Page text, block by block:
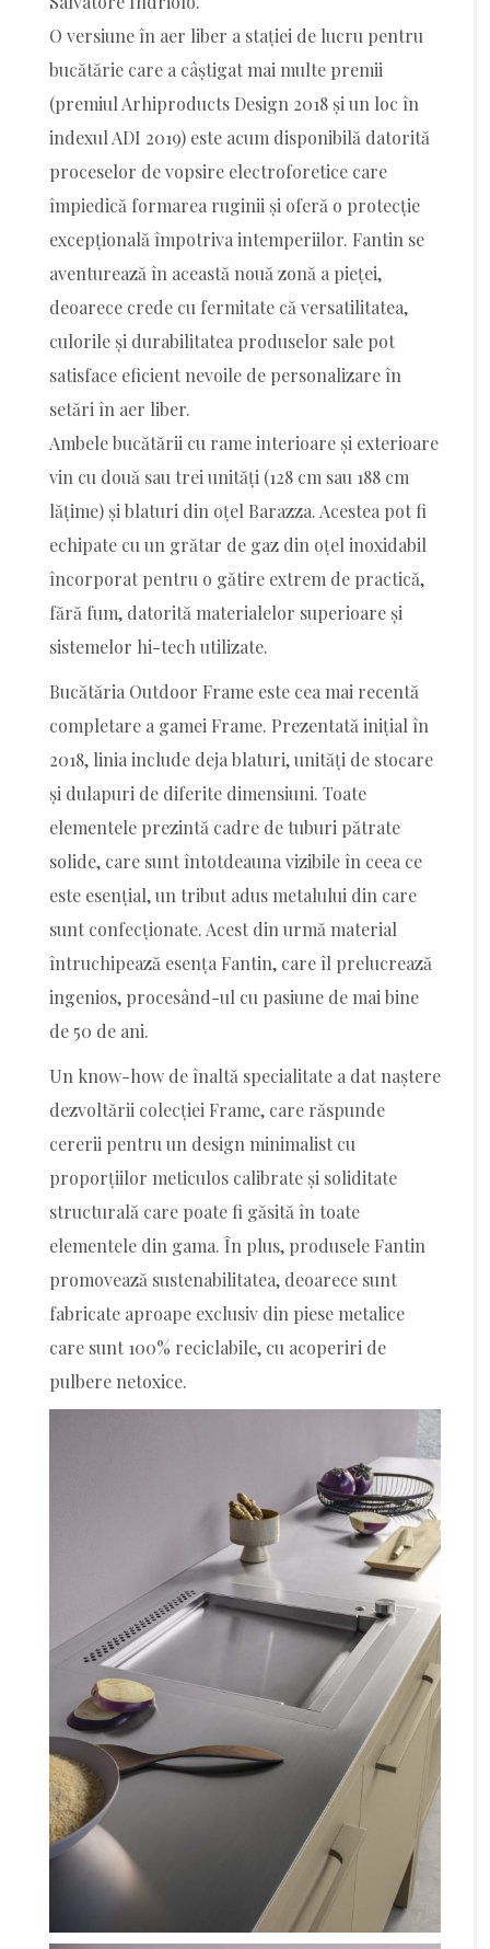
O versiune în aer liber a stației de lucru pentru
bucătărie care a câștigat mai multe premii
(premiul Arhiproducts Design 2018 și un loc în
indexul ADI 2019) este acum disponibilă datorită
proceselor de vopsire electroforetice care
împiedică formarea ruginii și oferă o protecție
excepțională împotriva intemperiilor. Fantin se
aventurează în această nouă zonă a pieței,
deoarece crede cu fermitate că versatilitatea,
culorile și durabilitatea produselor sale pot
satisface eficient nevoile de personalizare în
setări în aer liber.
Ambele bucătării cu rame interioare și exterioare
vin cu două sau trei unități (128 cm sau 188 cm
lățime) și blaturi din oțel Barazza. Acestea pot fi
echipate cu un grătar de gaz din oțel inoxidabil
încorporat pentru o gătire extrem de practică,
fără fum, datorită materialelor superioare și
sistemelor hi-tech utilizate.
Bucătăria Outdoor Frame este cea mai recentă
completare a gamei Frame. Prezentată inițial în
2018, linia include deja blaturi, unități de stocare
și dulapuri de diferite dimensiuni. Toate
elementele prezintă cadre de tuburi pătrate
solide, care sunt întotdeauna vizibile în ceea ce
este esențial, un tribut adus metalului din care
sunt confecționate. Acest din urmă material
întruchipează esența Fantin, care îl prelucrează
ingenios, procesând-ul cu pasiune de mai bine
de 50 de ani.
Un know-how de înaltă specialitate a dat naștere
dezvoltării colecției Frame, care răspunde
cererii pentru un design minimalist cu
proporțiilor meticulos calibrate și soliditate
structurală care poate fi găsită în toate
elementele din gama. În plus, produsele Fantin
promovează sustenabilitatea, deoarece sunt
fabricate aproape exclusiv din piese metalice
care sunt 100% reciclabile, cu acoperiri de
pulbere netoxice.